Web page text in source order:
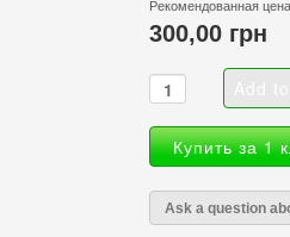
Рекомендованная
300,00 грн
Купить за 1
Ask a question